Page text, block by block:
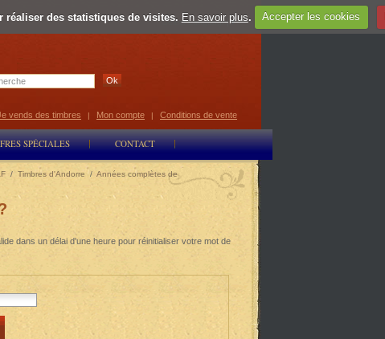
réaliser des statistiques de visites. En savoir plus. Accepter les cookies
Select Language ▼
SPÉCIALES CONTACT
vends des timbres | Mon compte | Conditions de vente
/ Timbres d'Andorre / Années complètes de
dans un délai d'une heure pour réinitialiser votre mot de